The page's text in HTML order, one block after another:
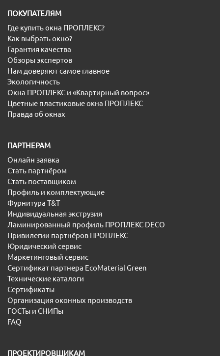
ПОКУПАТЕЛЯМ
Где купить окна ПРОПЛЕКС?
Как выбрать окно?
Гарантия качества
Обзоры экспертов
Нам доверяют самое главное
Экологичность
Окна ПРОПЛЕКС и «Квартирный вопрос»
Цветные пластиковые окна ПРОПЛЕКС
Правда об окнах
ПАРТНЕРАМ
Онлайн заявка
Стать партнёром
Стать поставщиком
Профиль и комплектующие
Фурнитура T&T
Индивидуальная экструзия
Ламинированный профиль ПРОПЛЕКС DECO
Привилегии партнёров ПРОПЛЕКС
Юридический сервис
Маркетинговый сервис
Сертификат партнера EcoMaterial Green
Технические каталоги
Сертификаты
Организация оконных производств
ГОСТы и СНИПы
FAQ
ПРОЕКТИРОВЩИКАМ